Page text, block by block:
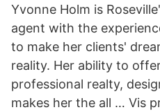
Yvonne Holm is
agent with the
to make her clients'
reality. Her ability to
professional realty,
makes her the all … Vis